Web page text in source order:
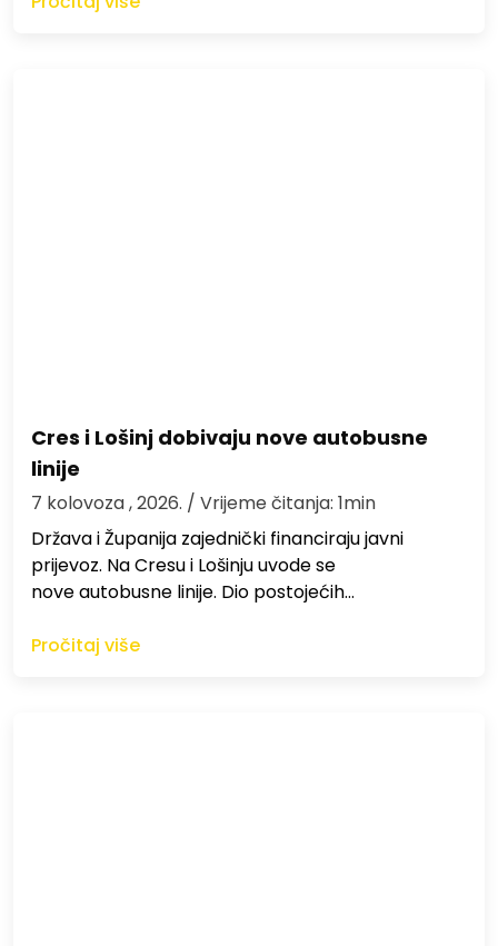
Cres i Lošinj dobivaju nove autobusne
linije
7 kolovoza , 2026. / Vrijeme čitanja: 1min
Država i Županija zajednički financiraju javni
prijevoz. Na Cresu i Lošinju uvode se
nove autobusne linije. Dio postojećih…
Pročitaj više